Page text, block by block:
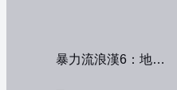
暴力流浪漢6：地獄篇無敵版